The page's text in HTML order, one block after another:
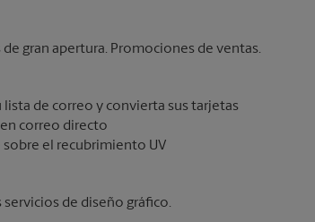
gran apertura. Promociones de ventas.
lista de correo y convierta sus tarjetas
correo directo
sobre el recubrimiento UV
de diseño gráfico.